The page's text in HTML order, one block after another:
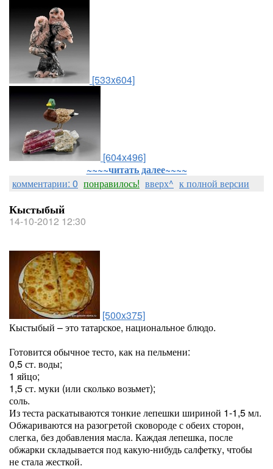
[533x604]
[604x496]
~~~~читать далее~~~~
комментарии: 0 понравилось! вверх^ к полной версии
Кыстыбый
14-10-2012 12:30
[500x375]
Кыстыбый – это татарское, национальное блюдо.
Готовится обычное тесто, как на пельмени:
0,5 ст. воды;
1 яйцо;
1,5 ст. муки (или сколько возьмет);
соль.
Из теста раскатываются тонкие лепешки шириной 1-1,5 мл.
Обжариваются на разогретой сковороде с обеих сторон,
слегка, без добавления масла. Каждая лепешка, после
обжарки складывается под какую-нибудь салфетку, чтобы
не стала жесткой.